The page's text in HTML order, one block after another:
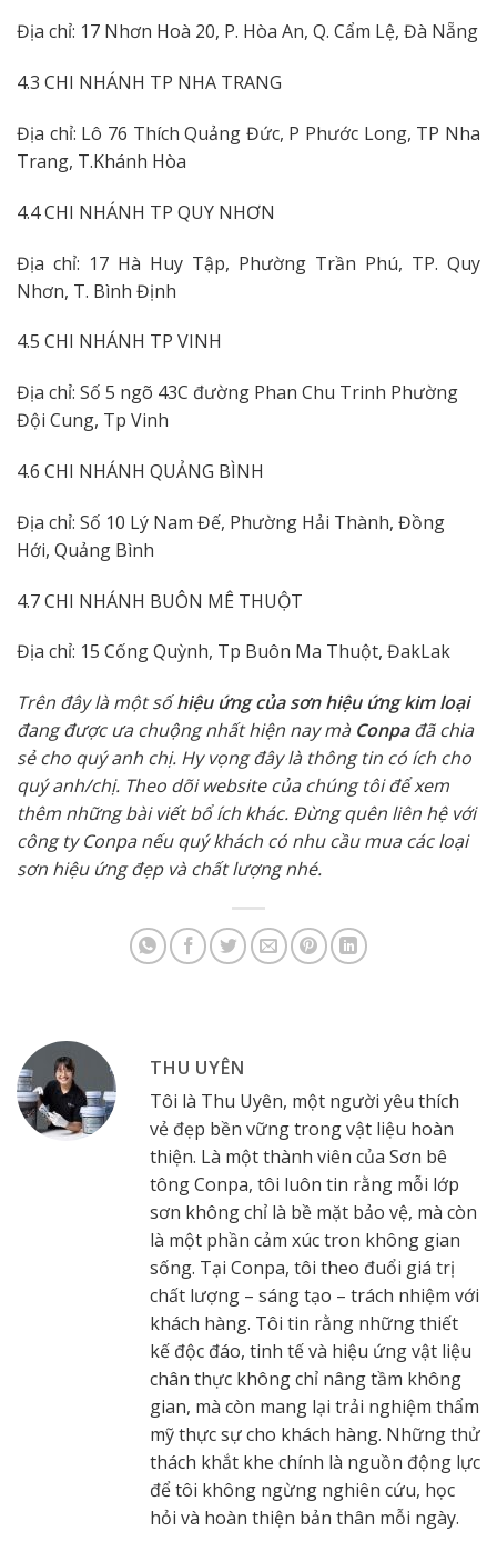
Địa chỉ: 17 Nhơn Hoà 20, P. Hòa An, Q. Cẩm Lệ, Đà Nẵng
4.3 CHI NHÁNH TP NHA TRANG
Địa chỉ: Lô 76 Thích Quảng Đức, P Phước Long, TP Nha
Trang, T.Khánh Hòa
4.4 CHI NHÁNH TP QUY NHƠN
Địa chỉ: 17 Hà Huy Tập, Phường Trần Phú, TP. Quy
Nhơn, T. Bình Định
4.5 CHI NHÁNH TP VINH
Địa chỉ: Số 5 ngõ 43C đường Phan Chu Trinh Phường
Đội Cung, Tp Vinh
4.6 CHI NHÁNH QUẢNG BÌNH
Địa chỉ: Số 10 Lý Nam Đế, Phường Hải Thành, Đồng
Hới, Quảng Bình
4.7 CHI NHÁNH BUÔN MÊ THUỘT
Địa chỉ: 15 Cống Quỳnh, Tp Buôn Ma Thuột, ĐakLak
Trên đây là một sốhiệu ứng của sơn hiệu ứng kim loại
đang được ưa chuộng nhất hiện nay mà Conpađã chia
sẻ cho quý anh chị. Hy vọng đây là thông tin có ích cho
quý anh/chị. Theo dõi website của chúng tôi để xem
thêm những bài viết bổ ích khác. Đừng quên liên hệ với
công ty Conpa nếu quý khách có nhu cầu mua các loại
sơn hiệu ứng đẹp và chất lượng nhé.
THU UYÊN
Tôi là Thu Uyên, một người yêu thích
vẻ đẹp bền vững trong vật liệu hoàn
thiện. Là một thành viên của Sơn bê
tông Conpa, tôi luôn tin rằng mỗi lớp
sơn không chỉ là bề mặt bảo vệ, mà còn
là một phần cảm xúc tron không gian
sống. Tại Conpa, tôi theo đuổi giá trị
chất lượng – sáng tạo – trách nhiệm với
khách hàng. Tôi tin rằng những thiết
kế độc đáo, tinh tế và hiệu ứng vật liệu
chân thực không chỉ nâng tầm không
gian, mà còn mang lại trải nghiệm thẩm
mỹ thực sự cho khách hàng. Những thử
thách khắt khe chính là nguồn động lực
để tôi không ngừng nghiên cứu, học
hỏi và hoàn thiện bản thân mỗi ngày.